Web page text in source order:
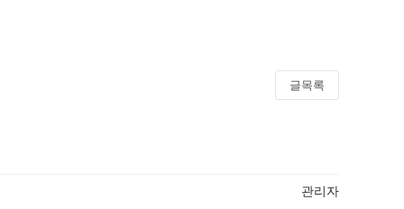
글목록
관리자